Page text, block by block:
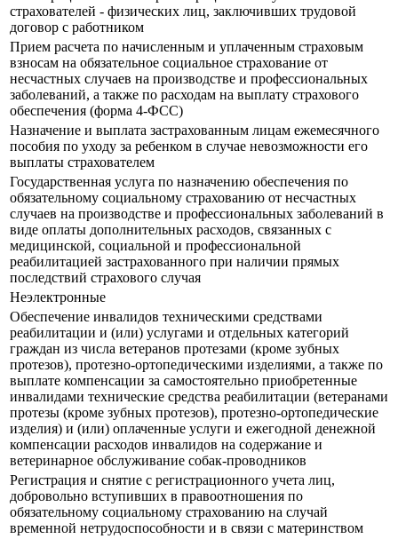
страхователей - физических лиц, заключивших трудовой
договор с работником
Прием расчета по начисленным и уплаченным страховым
взносам на обязательное социальное страхование от
несчастных случаев на производстве и профессиональных
заболеваний, а также по расходам на выплату страхового
обеспечения (форма 4-ФСС)
Назначение и выплата застрахованным лицам ежемесячного
пособия по уходу за ребенком в случае невозможности его
выплаты страхователем
Государственная услуга по назначению обеспечения по
обязательному социальному страхованию от несчастных
случаев на производстве и профессиональных заболеваний в
виде оплаты дополнительных расходов, связанных с
медицинской, социальной и профессиональной
реабилитацией застрахованного при наличии прямых
последствий страхового случая
Неэлектронные
Обеспечение инвалидов техническими средствами
реабилитации и (или) услугами и отдельных категорий
граждан из числа ветеранов протезами (кроме зубных
протезов), протезно-ортопедическими изделиями, а также по
выплате компенсации за самостоятельно приобретенные
инвалидами технические средства реабилитации (ветеранами
протезы (кроме зубных протезов), протезно-ортопедические
изделия) и (или) оплаченные услуги и ежегодной денежной
компенсации расходов инвалидов на содержание и
ветеринарное обслуживание собак-проводников
Регистрация и снятие с регистрационного учета лиц,
добровольно вступивших в правоотношения по
обязательному социальному страхованию на случай
временной нетрудоспособности и в связи с материнством